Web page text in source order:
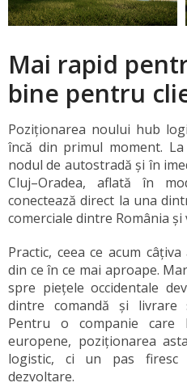
Mai rapid
bine pentru
Poziționarea noului hub
încă din primul moment.
nodul de autostradă și în
Cluj–Oradea, aflată în
conectează direct la una
comerciale dintre România și
Practic, ceea ce acum
din ce în ce mai aproape.
spre piețele occidentale
dintre comandă și livrare
Pentru o companie
europene, poziționarea
logistic, ci un pas firesc
dezvoltare.